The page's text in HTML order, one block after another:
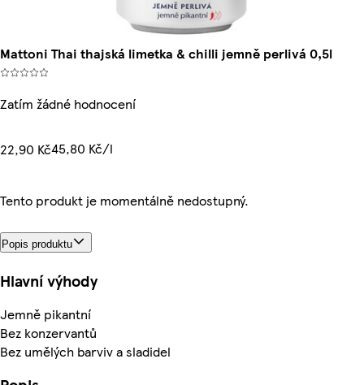
Mattoni Thai thajská limetka & chilli jemně perlivá 0,5l
Zatím žádné hodnocení
22,90 Kč45,80 Kč/l
Tento produkt je momentálně nedostupný.
Popis produktu
Hlavní výhody
Jemně pikantní
Bez konzervantů
Bez umělých barviv a sladidel